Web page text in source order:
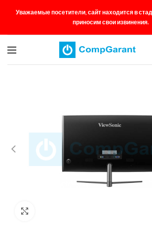
Уважаемые посетители, сайт находится в
приносим свои извинения.